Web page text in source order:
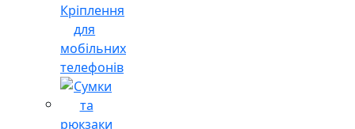
Кріплення
для
мобільних
телефонів